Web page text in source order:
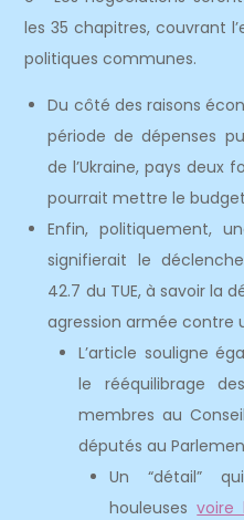
les 35 chapitres, couvrant
politiques communes.
Du côté des raisons
période de dépenses
de l’Ukraine, pays deux
pourrait mettre le
Enfin, politiquement,
signifierait le
42.7 du TUE, à savoir la
agression armée contre
L’article souligne
le rééquilibrage
membres au
députés au
Un “détail”
houleusesvoire